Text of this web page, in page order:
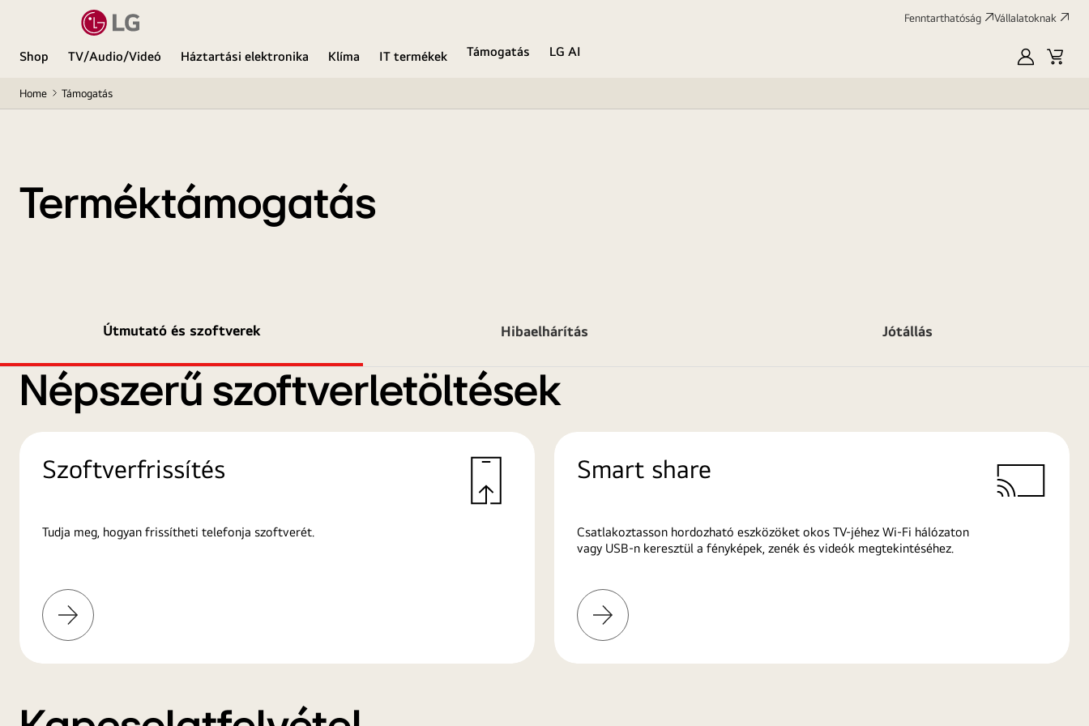
Fenntarthatóság Vállalatoknak
Shop TV/Audio/Videó Háztartási elektronika Klíma IT termékek Támogatás
LG AI
SajátKosár
Home Támogatás
Terméktámogatás
Útmutató és szoftverek Hibaelhárítás Jótállás
Népszerű szoftverletöltések
Szoftverfrissítés
Tudja meg, hogyan frissítheti telefonja szoftverét.
További
információk
Smart share
Csatlakoztasson hordozható eszközöket okos TV-jéhez Wi-Fi hálózaton
vagy USB-n keresztül a fényképek, zenék és videók megtekintéséhez.
További
információk